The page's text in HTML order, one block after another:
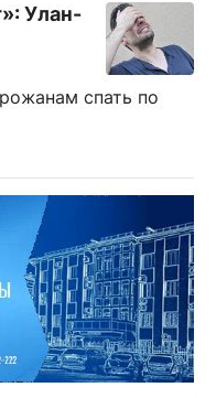
Улан-
спать по